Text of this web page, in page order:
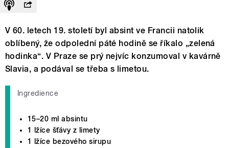
V 60. letech 19. století byl absint ve Francii natolik
oblíbený, že odpolední páté hodině se říkalo „zelená
hodinka“. V Praze se prý nejvíc konzumoval v kavárně
Slavia, a podával se třeba s limetou.
Ingredience
15–20 ml absintu
1 lžíce šťávy z limety
1 lžíce bezového sirupu